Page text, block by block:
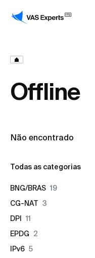
Offline
Não encontrado
Todas as categorias
BNG/BRAS 19
CG-NAT 3
DPI
11
EPDG
2
IPv6 5